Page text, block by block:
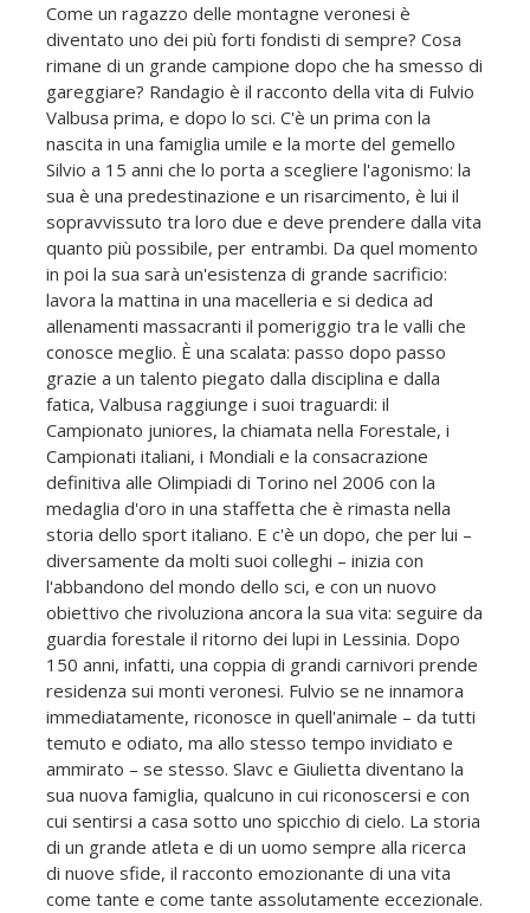
Come un ragazzo delle montagne veronesi è
diventato uno dei più forti fondisti di sempre? Cosa
rimane di un grande campione dopo che ha smesso di
gareggiare? Randagio è il racconto della vita di Fulvio
Valbusa prima, e dopo lo sci. C'è un prima con la
nascita in una famiglia umile e la morte del gemello
Silvio a 15 anni che lo porta a scegliere l'agonismo: la
sua è una predestinazione e un risarcimento, è lui il
sopravvissuto tra loro due e deve prendere dalla vita
quanto più possibile, per entrambi. Da quel momento
in poi la sua sarà un'esistenza di grande sacrificio:
lavora la mattina in una macelleria e si dedica ad
allenamenti massacranti il pomeriggio tra le valli che
conosce meglio. È una scalata: passo dopo passo
grazie a un talento piegato dalla disciplina e dalla
fatica, Valbusa raggiunge i suoi traguardi: il
Campionato juniores, la chiamata nella Forestale, i
Campionati italiani, i Mondiali e la consacrazione
definitiva alle Olimpiadi di Torino nel 2006 con la
medaglia d'oro in una staffetta che è rimasta nella
storia dello sport italiano. E c'è un dopo, che per lui –
diversamente da molti suoi colleghi – inizia con
l'abbandono del mondo dello sci, e con un nuovo
obiettivo che rivoluziona ancora la sua vita: seguire da
guardia forestale il ritorno dei lupi in Lessinia. Dopo
150 anni, infatti, una coppia di grandi carnivori prende
residenza sui monti veronesi. Fulvio se ne innamora
immediatamente, riconosce in quell'animale – da tutti
temuto e odiato, ma allo stesso tempo invidiato e
ammirato – se stesso. Slavc e Giulietta diventano la
sua nuova famiglia, qualcuno in cui riconoscersi e con
cui sentirsi a casa sotto uno spicchio di cielo. La storia
di un grande atleta e di un uomo sempre alla ricerca
di nuove sfide, il racconto emozionante di una vita
come tante e come tante assolutamente eccezionale.